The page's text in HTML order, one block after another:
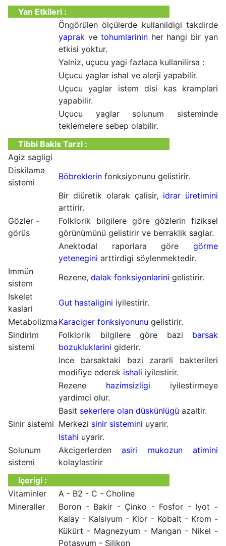
Yan Etkileri :
Öngörülen ölçülerde kullanildigi takdirde
yaprak ve tohumlarininher hangi bir yan
etkisi yoktur.
Yalniz, uçucu yagi fazlaca kullanilirsa :
Uçucu yaglar ishal ve alerji yapabilir.
Uçucu yaglar istem disi kas kramplari
yapabilir.
Uçucu yaglar solunum sisteminde
teklemelere sebep olabilir.
Tibbi Bakis Tarzi :
Agiz sagligi
Diskilama
sistemi
Böbreklerin fonksiyonunu gelistirir.
Bir diüretik olarak çalisir, idrar üretimini
arttirir.
Gözler -
görüs
Folklorik bilgilere göre gözlerin fiziksel
görünümünü gelistirir ve berraklik saglar.
Anektodal raporlara göre görme
yetenegini arttirdigi söylenmektedir.
Immün
sistem
Rezene, dalak fonksiyonlarini gelistirir.
Iskelet
kaslari
Gut hastaligini iyilestirir.
Metabolizma Karaciger fonksiyonunu gelistirir.
Sindirim
sistemi
Folklorik bilgilere göre bazi barsak
bozukluklarini giderir.
Ince barsaktaki bazi zararli bakterileri
modifiye ederek ishali iyilestirir.
Rezene hazimsizligi iyilestirmeye
yardimci olur.
Basit sekerlere olan düskünlügü azaltir.
Sinir sistemi Merkezi sinir sistemini uyarir.
Istahi uyarir.
Solunum
sistemi
Akcigerlerdenasiri mukozun atimini
kolaylastirir
Içerigi :
Vitaminler
A - B2 - C - Choline
Mineraller
Boron - Bakir - Çinko - Fosfor - Iyot -
Kalay - Kalsiyum - Klor - Kobalt - Krom -
Kükürt - Magnezyum - Mangan - Nikel -
Potasyum - Silikon